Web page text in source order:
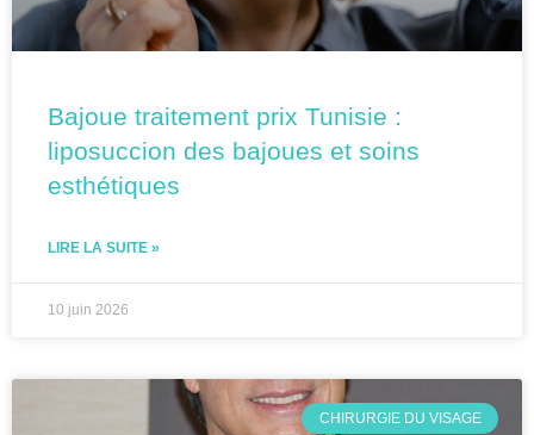
Bajoue traitement prix Tunisie :
liposuccion des bajoues et soins
esthétiques
LIRE LA SUITE »
10 juin 2026
CHIRURGIE DU VISAGE